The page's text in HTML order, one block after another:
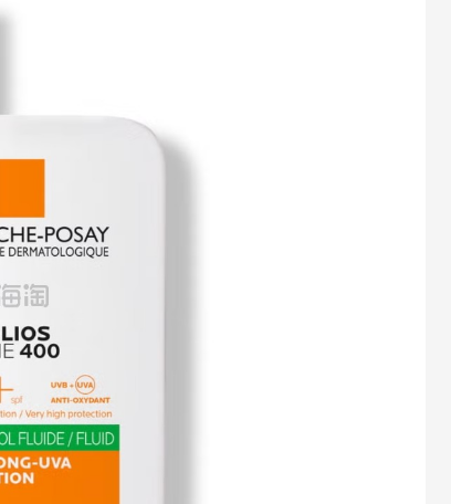
LOOKFANTASTIC英国官网黑五海淘攻略